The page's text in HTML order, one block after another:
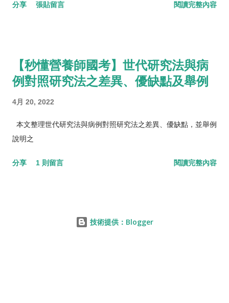
分享 張貼留言 閱讀完整內容
【秒懂營養師國考】世代研究法與病
例對照研究法之差異、優缺點及舉例
4月 20, 2022
本文整理世代研究法與病例對照研究法之差異、優缺點，並舉例
說明之
分享 1 則留言 閱讀完整內容
技術提供：Blogger